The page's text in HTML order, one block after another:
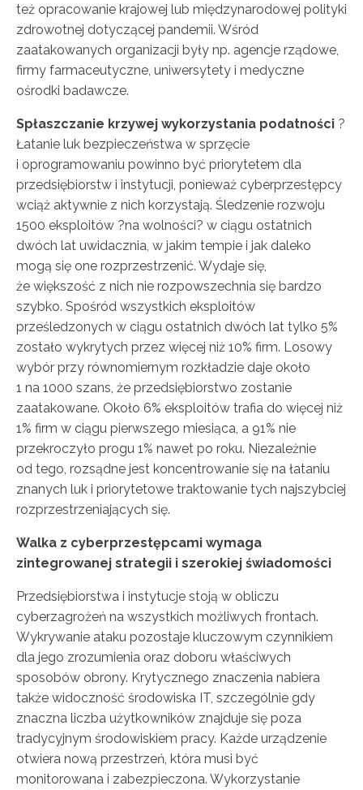
też opracowanie krajowej lub międzynarodowej polityki
zdrowotnej dotyczącej pandemii. Wśród
zaatakowanych organizacji były np. agencje rządowe,
firmy farmaceutyczne, uniwersytety i medyczne
ośrodki badawcze.
Spłaszczanie krzywej wykorzystania podatności ?
Łatanie luk bezpieczeństwa w sprzęcie
i oprogramowaniu powinno być priorytetem dla
przedsiębiorstw i instytucji, ponieważ cyberprzestępcy
wciąż aktywnie z nich korzystają. Śledzenie rozwoju
1500 eksploitów ?na wolności? w ciągu ostatnich
dwóch lat uwidacznia, w jakim tempie i jak daleko
mogą się one rozprzestrzenić. Wydaje się,
że większość z nich nie rozpowszechnia się bardzo
szybko. Spośród wszystkich eksploitów
prześledzonych w ciągu ostatnich dwóch lat tylko 5%
zostało wykrytych przez więcej niż 10% firm. Losowy
wybór przy równomiernym rozkładzie daje około
1 na 1000 szans, że przedsiębiorstwo zostanie
zaatakowane. Około 6% eksploitów trafia do więcej niż
1% firm w ciągu pierwszego miesiąca, a 91% nie
przekroczyło progu 1% nawet po roku. Niezależnie
od tego, rozsądne jest koncentrowanie się na łataniu
znanych luk i priorytetowe traktowanie tych najszybciej
rozprzestrzeniających się.
Walka z cyberprzestępcami wymaga
zintegrowanej strategii i szerokiej świadomości
Przedsiębiorstwa i instytucje stoją w obliczu
cyberzagrożeń na wszystkich możliwych frontach.
Wykrywanie ataku pozostaje kluczowym czynnikiem
dla jego zrozumienia oraz doboru właściwych
sposobów obrony. Krytycznego znaczenia nabiera
także widoczność środowiska IT, szczególnie gdy
znaczna liczba użytkowników znajduje się poza
tradycyjnym środowiskiem pracy. Każde urządzenie
otwiera nową przestrzeń, która musi być
monitorowana i zabezpieczona. Wykorzystanie